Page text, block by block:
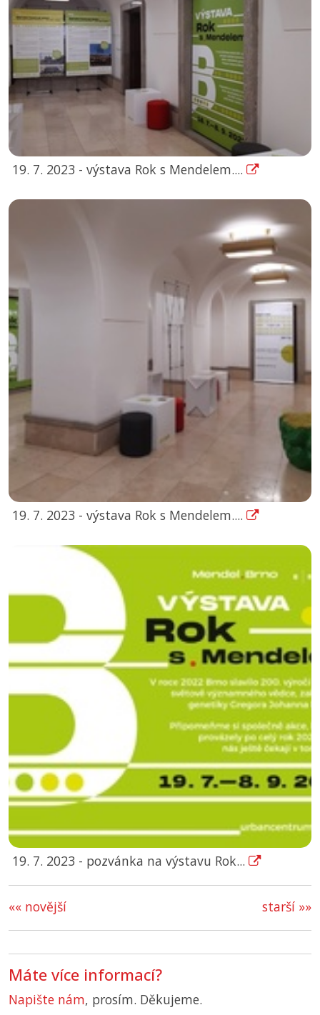
19. 7. 2023 - výstava Rok s Mendelem....
19. 7. 2023 - výstava Rok s Mendelem....
19. 7. 2023 - pozvánka na výstavu Rok...
starší »»
«« novější
Máte více informací?
Napište nám, prosím. Děkujeme.